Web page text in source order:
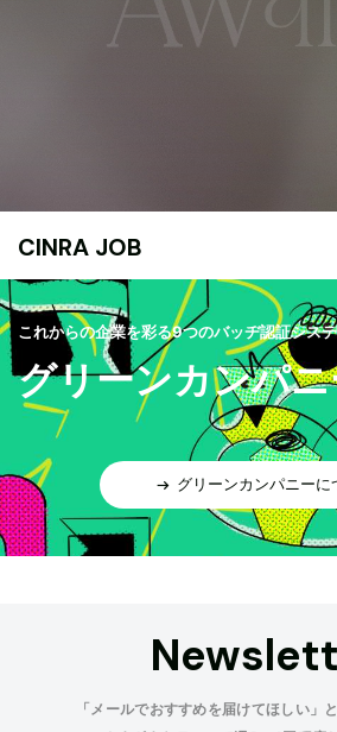
CINRA JOB
これからの企業を彩る9つのバッヂ認証シス
グリーンカンパ
グリーンカンパニーに
「メールでおすすめを届けてほしい」